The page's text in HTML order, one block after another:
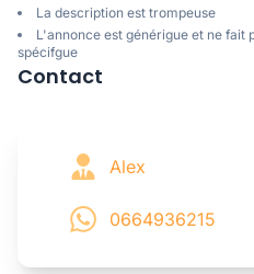
La description est trompeuse
L'annonce est générigue et ne fait
spécifgue
Contact
Alex
0664936215